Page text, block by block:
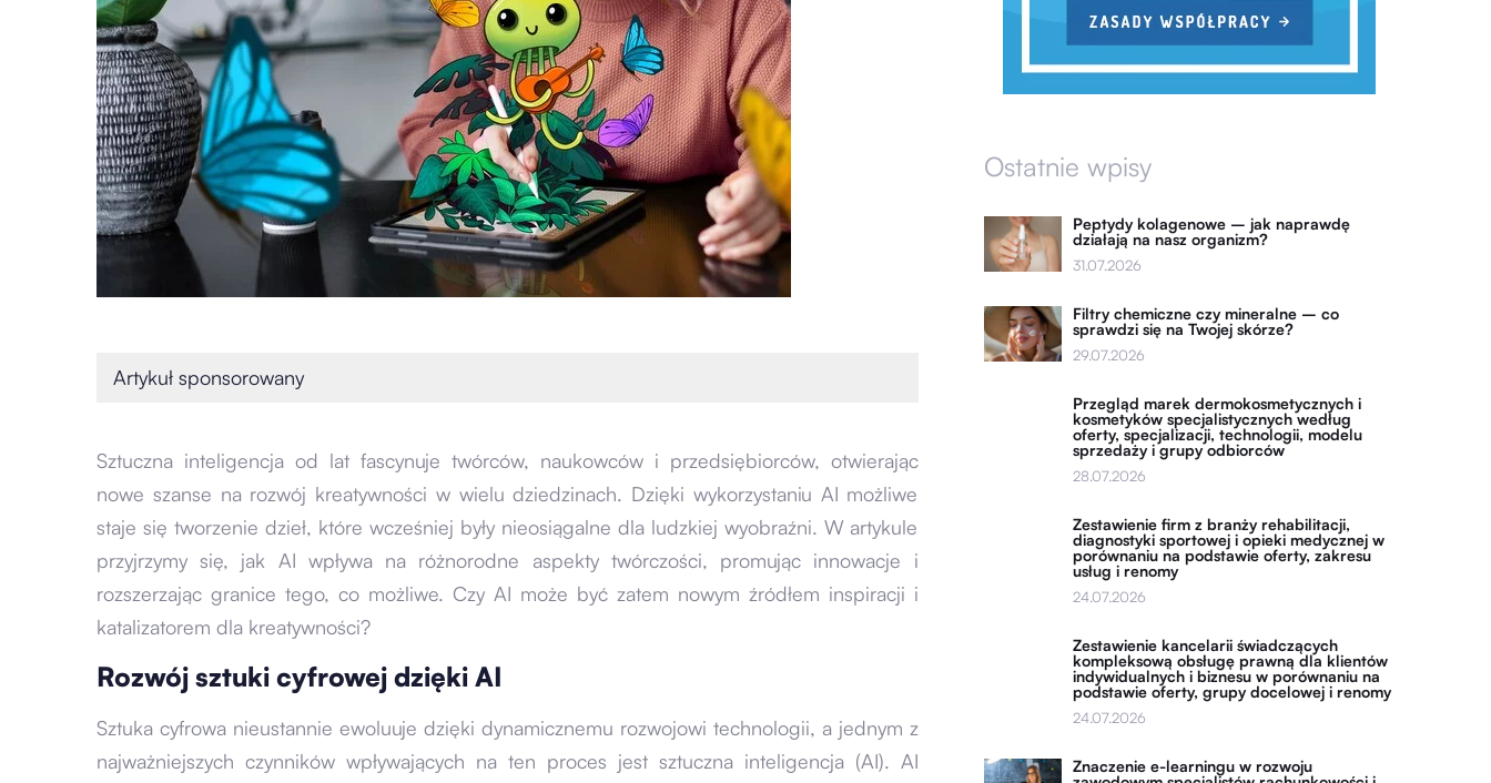
Artykuł sponsorowany
Sztuczna inteligencja od lat fascynuje twórców, naukowców i przedsiębiorców, otwierając
nowe szanse na rozwój kreatywności w wielu dziedzinach. Dzięki wykorzystaniu AI możliwe
staje się tworzenie dzieł, które wcześniej były nieosiągalne dla ludzkiej wyobraźni. W artykule
przyjrzymy się, jak AI wpływa na różnorodne aspekty twórczości, promując innowacje i
rozszerzając granice tego, co możliwe. Czy AI może być zatem nowym źródłem inspiracji i
katalizatorem dla kreatywności?
Rozwój sztuki cyfrowej dzięki AI
Sztuka cyfrowa nieustannie ewoluuje dzięki dynamicznemu rozwojowi technologii, a jednym z
najważniejszych czynników wpływających na ten proces jest sztuczna inteligencja (AI). AI
Ostatnie wpisy
Peptydy kolagenowe – jak naprawdę
działają na nasz organizm?
31.07.2026
Filtry chemiczne czy mineralne – co
sprawdzi się na Twojej skórze?
29.07.2026
Przegląd marek dermokosmetycznych i
kosmetyków specjalistycznych według
oferty, specjalizacji, technologii, modelu
sprzedaży i grupy odbiorców
28.07.2026
Zestawienie firm z branży rehabilitacji,
diagnostyki sportowej i opieki medycznej w
porównaniu na podstawie oferty, zakresu
usług i renomy
24.07.2026
Zestawienie kancelarii świadczących
kompleksową obsługę prawną dla klientów
indywidualnych i biznesu w porównaniu na
podstawie oferty, grupy docelowej i renomy
24.07.2026
Znaczenie e-learningu w rozwoju